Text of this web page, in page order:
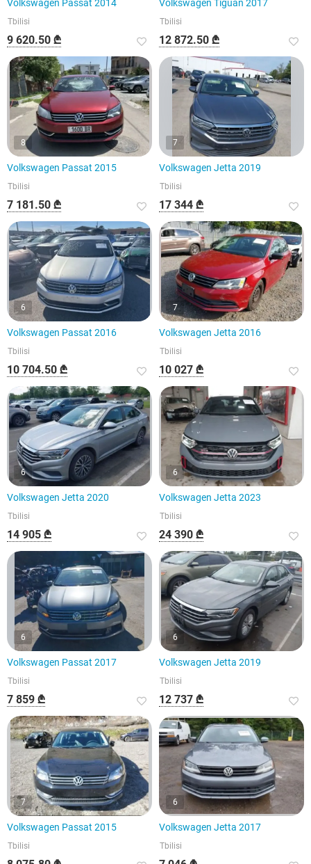
Volkswagen Passat 2014
Tbilisi
9 620.50 ₾
Volkswagen Tiguan 2017
Tbilisi
12 872.50 ₾
8
Volkswagen Passat 2015
Tbilisi
7 181.50 ₾
7
Volkswagen Jetta 2019
Tbilisi
17 344 ₾
6
Volkswagen Passat 2016
Tbilisi
10 704.50 ₾
7
Volkswagen Jetta 2016
Tbilisi
10 027 ₾
6
Volkswagen Jetta 2020
Tbilisi
14 905 ₾
6
Volkswagen Jetta 2023
Tbilisi
24 390 ₾
6
Volkswagen Passat 2017
Tbilisi
7 859 ₾
6
Volkswagen Jetta 2019
Tbilisi
12 737 ₾
7
Volkswagen Passat 2015
Tbilisi
6
Volkswagen Jetta 2017
Tbilisi